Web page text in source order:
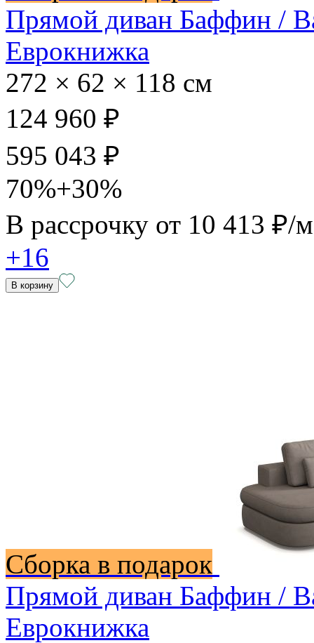
Прямой диван Баффин /
Еврокнижка
272 × 62 × 118 см
124 960 ₽
595 043 ₽
70%+30%
В рассрочку от 10 413 ₽/
+16
В корзину
Сборка в подарок
Прямой диван Баффин /
Еврокнижка